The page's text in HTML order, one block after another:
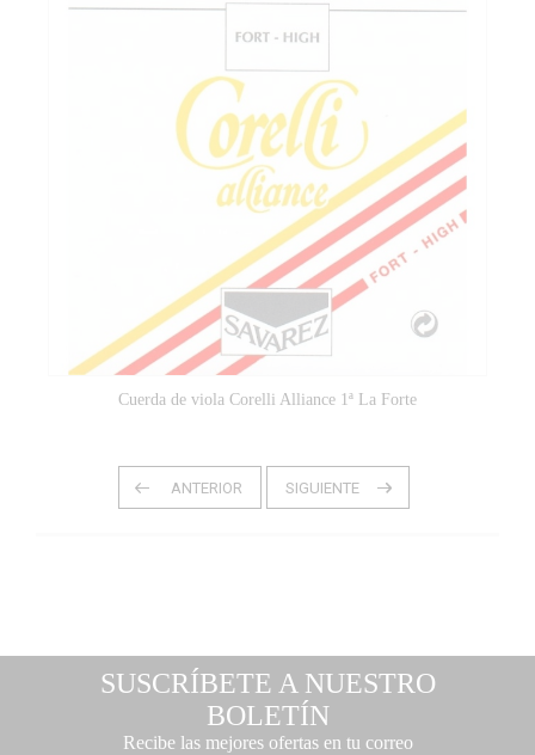
Cuerda de viola Corelli Alliance 1ª La Forte
SUSCRÍBETE A NUESTRO
BOLETÍN
Recibe las mejores ofertas en tu correo